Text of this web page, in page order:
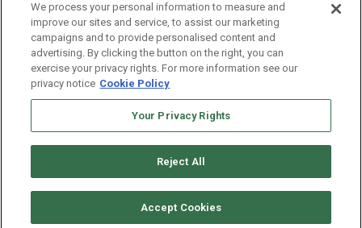
Acerca de nosotros
Advertise with Us/Anuncios
Politica de Privacidad
Editorial Guidelines
We process your personal information to measure and
improve our sites and service, to assist our marketing
campaigns and to provide personalised content and
advertising. By clicking the button on the right, you can
exercise your privacy rights. For more information see our
privacy notice Cookie Policy
Your Privacy Rights
Reject All
Accept Cookies